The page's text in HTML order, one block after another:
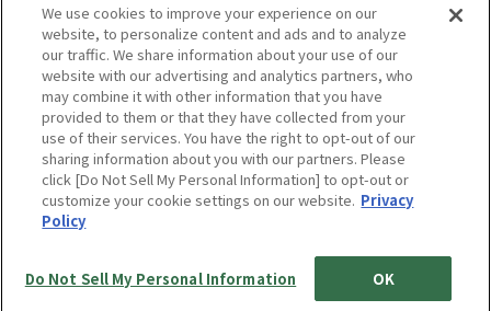
プライバシーポリシー
情報セキュリティポリシー
サイトポリシー
© 2024 Kansai Paint Co.,Ltd. All rights reserved.
We use cookies to improve your experience on our
website, to personalize content and ads and to analyze
our traffic. We share information about your use of our
website with our advertising and analytics partners, who
may combine it with other information that you have
provided to them or that they have collected from your
use of their services. You have the right to opt-out of our
sharing information about you with our partners. Please
click [Do Not Sell My Personal Information] to opt-out or
customize your cookie settings on our website. Privacy
Policy
Do Not Sell My Personal Information OK